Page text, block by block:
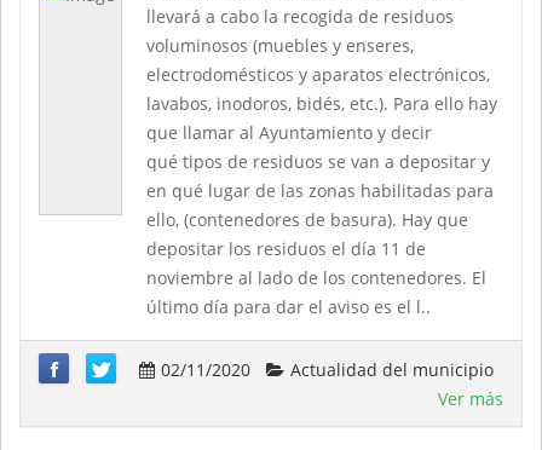
llevará a cabo la recogida de residuos
voluminosos (muebles y enseres,
electrodomésticos y aparatos electrónicos,
lavabos, inodoros, bidés, etc.). Para ello hay
que llamar al Ayuntamiento y decir
qué tipos de residuos se van a depositar y
en qué lugar de las zonas habilitadas para
ello, (contenedores de basura). Hay que
depositar los residuos el día 11 de
noviembre al lado de los contenedores. El
último día para dar el aviso es el l..
02/11/2020
Actualidad del municipio
Ver más